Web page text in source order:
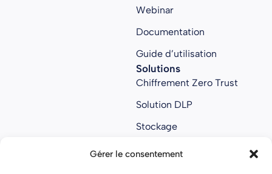
Gérer le consentement
Webinar
Documentation
Guide d’utilisation
Solutions
Chiffrement Zero Trust
Solution DLP
Stockage
Collaboratif